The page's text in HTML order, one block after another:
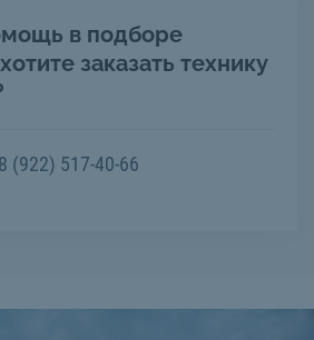
в подборе
заказать технику
8 (922) 517-40-66